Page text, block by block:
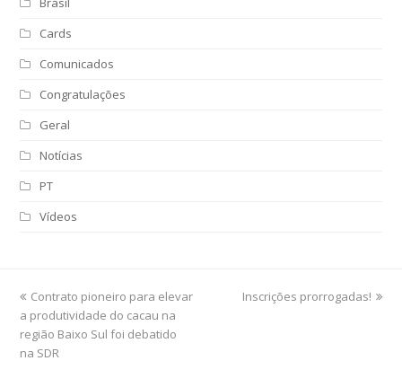
Cards
Comunicados
Congratulações
Geral
Notícias
PT
Vídeos
previous
post:
Contrato pioneiro para elevar
a produtividade do cacau na
região Baixo Sul foi debatido
na SDR
next
Inscrições prorrogadas!